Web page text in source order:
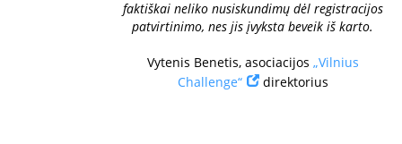
faktiškai neliko nusiskundimų dėl registracijos
patvirtinimo, nes jis įvyksta beveik iš karto.
Vytenis Benetis, asociacijos „Vilnius
Challenge“
direktorius